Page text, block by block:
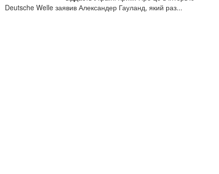
Deutsche Welle заявив Александер Гауланд, який раз...